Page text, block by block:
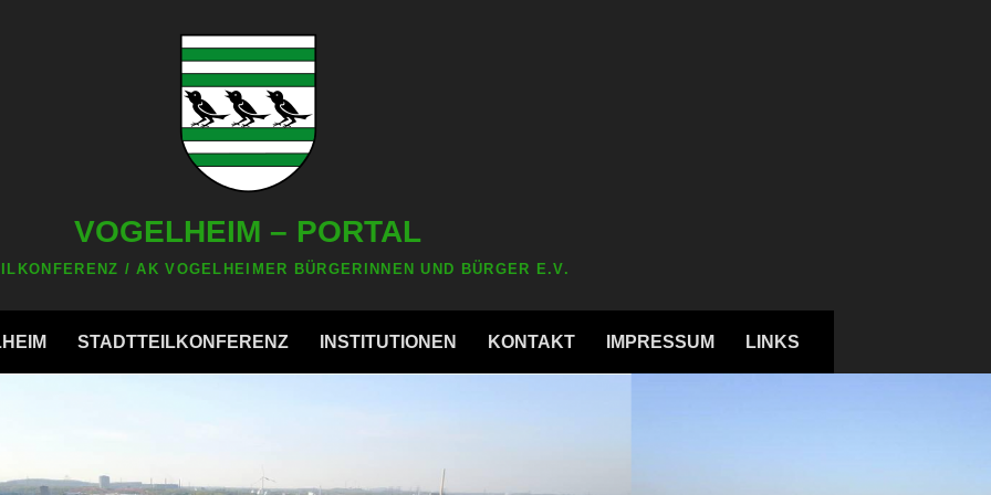
VOGELHEIM – PORTAL
/ AK VOGELHEIMER BÜRGERINNEN UND BÜRGER E.V.
STADTTEILKONFERENZ INSTITUTIONEN KONTAKT IMPRESSUM LINKS